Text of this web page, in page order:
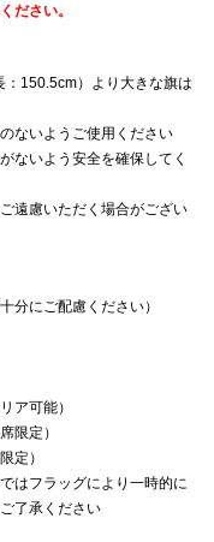
ださい。
：150.5cm）より大きな旗は
ないようご使用ください
ないよう安全を確保してく
遠慮いただく場合がござい
分にご配慮ください）
ア可能）
限定）
定）
はフラッグにより一時的に
了承ください